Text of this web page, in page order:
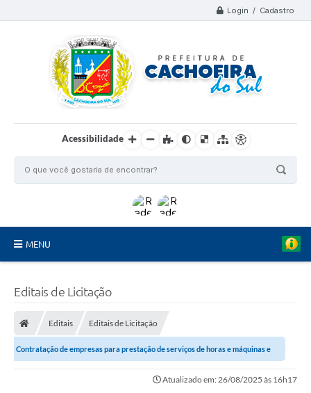
Login / Cadastro
Acessibilidade
MENU
Conselhos Municipais
Editais de Licitação
Editais Editais de Licitação
Contratação de empresas para prestação de serviços de horas e máquinas e
Atualizado em: 26/08/2025 às 16h17